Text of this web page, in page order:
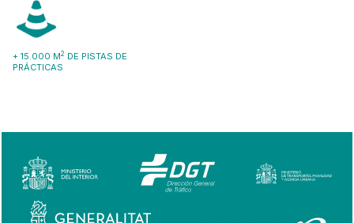
+ 15.000 M2 DE PISTAS DE
PRÁCTICAS